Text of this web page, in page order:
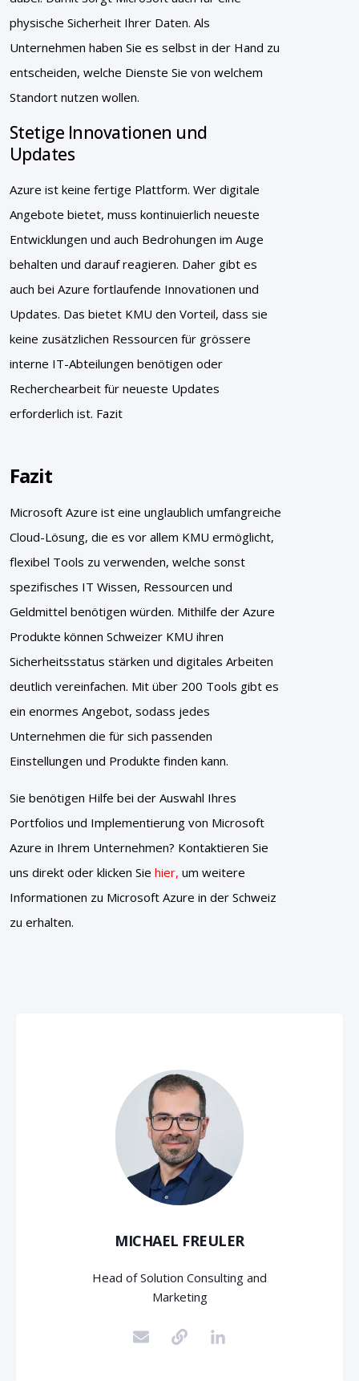
physische Sicherheit Ihrer Daten. Als
Unternehmen haben Sie es selbst in der Hand zu
entscheiden, welche Dienste Sie von welchem
Standort nutzen wollen.
Stetige Innovationen und
Updates
Azure ist keine fertige Plattform. Wer digitale
Angebote bietet, muss kontinuierlich neueste
Entwicklungen und auch Bedrohungen im Auge
behalten und darauf reagieren. Daher gibt es
auch bei Azure fortlaufende Innovationen und
Updates. Das bietet KMU den Vorteil, dass sie
keine zusätzlichen Ressourcen für grössere
interne IT-Abteilungen benötigen oder
Recherchearbeit für neueste Updates
erforderlich ist. Fazit
Fazit
Microsoft Azure ist eine unglaublich umfangreiche
Cloud-Lösung, die es vor allem KMU ermöglicht,
flexibel Tools zu verwenden, welche sonst
spezifisches IT Wissen, Ressourcen und
Geldmittel benötigen würden. Mithilfe der Azure
Produkte können Schweizer KMU ihren
Sicherheitsstatus stärken und digitales Arbeiten
deutlich vereinfachen. Mit über 200 Tools gibt es
ein enormes Angebot, sodass jedes
Unternehmen die für sich passenden
Einstellungen und Produkte finden kann.
Sie benötigen Hilfe bei der Auswahl Ihres
Portfolios und Implementierung von Microsoft
Azure in Ihrem Unternehmen? Kontaktieren Sie
uns direkt oder klicken Sie hier, um weitere
Informationen zu Microsoft Azure in der Schweiz
zu erhalten.
MICHAEL FREULER
Head of Solution Consulting and
Marketing